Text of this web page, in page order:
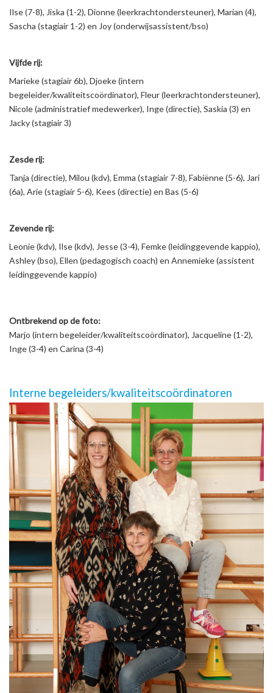
Ilse (7-8), Jiska (1-2), Dionne (leerkrachtondersteuner), Marian (4),
Sascha (stagiair 1-2) en Joy (onderwijsassistent/bso)
Vijfde rij:
Marieke (stagiair 6b), Djoeke (intern
begeleider/kwaliteitscoördinator), Fleur (leerkrachtondersteuner),
Nicole (administratief medewerker), Inge (directie), Saskia (3) en
Jacky (stagiair 3)
Zesde rij:
Tanja (directie), Milou (kdv), Emma (stagiair 7-8), Fabiënne (5-6), Jari
(6a), Arie (stagiair 5-6), Kees (directie) en Bas (5-6)
Zevende rij:
Leonie (kdv), Ilse (kdv), Jesse (3-4), Femke (leidinggevende kappio),
Ashley (bso), Ellen (pedagogisch coach) en Annemieke (assistent
leidinggevende kappio)
Ontbrekend op de foto:
Marjo (intern begeleider/kwaliteitscoördinator), Jacqueline (1-2),
Inge (3-4) en Carina (3-4)
Interne begeleiders/kwaliteitscoördinatoren